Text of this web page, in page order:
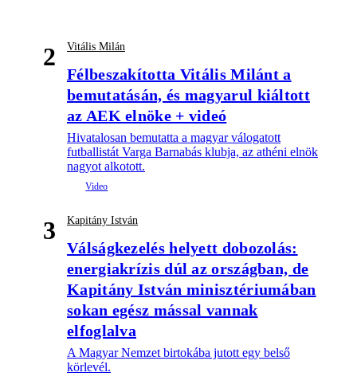
2 Vitális Milán
Félbeszakította Vitális Milánt a
bemutatásán, és magyarul kiáltott
az AEK elnöke + videó
Hivatalosan bemutatta a magyar válogatott
futballistát Varga Barnabás klubja, az athéni elnök
nagyot alkotott.
3 Kapitány István
Válságkezelés helyett dobozolás:
energiakrízis dúl az országban, de
Kapitány István minisztériumában
sokan egész mással vannak
elfoglalva
A Magyar Nemzet birtokába jutott egy belső
körlevél.